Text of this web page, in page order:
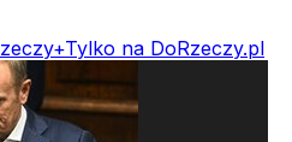
Tylko na DoRzeczy.pl